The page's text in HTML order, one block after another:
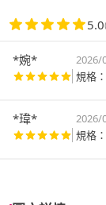
5.0
*婉*
2026/
規格
*瑋*
2026/
規格